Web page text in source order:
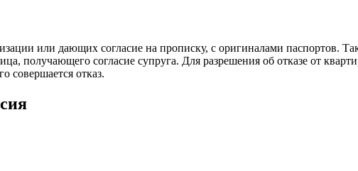
или дающих согласие на прописку, с оригиналами паспортов.
получающего согласие супруга. Для разрешения об отказе от
совершается отказ.